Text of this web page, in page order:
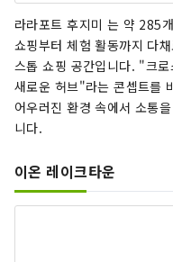
라라포트 후지미 는 약 285
쇼핑부터 체험 활동까지 다
스톱 쇼핑 공간입니다. "크
새로운 허브"라는 콘셉트를
어우러진 환경 속에서 소통
니다.
이온 레이크타운